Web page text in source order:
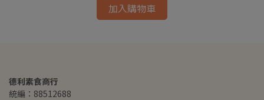
加入購物車
德利素食商行
統編：88512688